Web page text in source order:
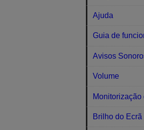
Ajuda
Guia de
Avisos
Volume
Monitorização
Brilho do Ecrã